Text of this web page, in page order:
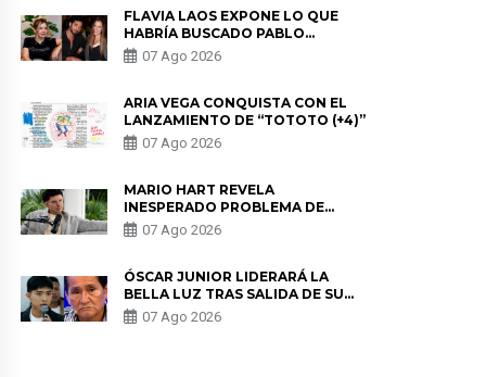
FLAVIA LAOS EXPONE LO QUE
HABRÍA BUSCADO PABLO
HEREDIA CON ALE FULLER: “UNA
DE LAS PARTES QUERÍA EL
07 Ago 2026
ARIA VEGA CONQUISTA CON EL
LANZAMIENTO DE “TOTOTO (+4)”
07 Ago 2026
MARIO HART REVELA
INESPERADO PROBLEMA DE
SALUD ANTES DE SEPARARSE DE
KORINA: “ME ENCONTRARON UN
07 Ago 2026
ÓSCAR JUNIOR LIDERARÁ LA
BELLA LUZ TRAS SALIDA DE SU
PADRE POR POLÉMICA CON
NALDY SALDAÑA
07 Ago 2026